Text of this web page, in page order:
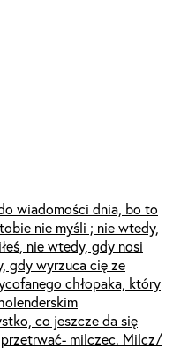
wiadomości dnia, bo to
nie myśli ; nie wtedy,
nie wtedy, gdy nosi
gdy wyrzuca cię ze
chłopaka, który
co jeszcze da się
milczec. Milcz/